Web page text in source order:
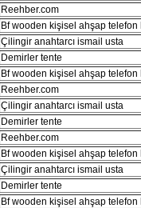
Reehber.com
Bf wooden kişisel ahşap telefon
Çilingir anahtarcı ismail usta
Demirler tente
Bf wooden kişisel ahşap telefon
Reehber.com
Çilingir anahtarcı ismail usta
Demirler tente
Reehber.com
Bf wooden kişisel ahşap telefon
Çilingir anahtarcı ismail usta
Demirler tente
Bf wooden kişisel ahşap telefon